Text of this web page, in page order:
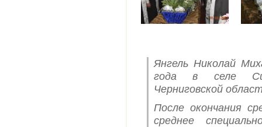
Янгель Николай
года в селе
Черниговской
После окончания
среднее